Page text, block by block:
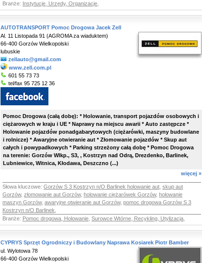
Branże: Instytucje, Urzędy, Organizacje
AUTOTRANSPORT Pomoc Drogowa Jacek Zell
Al. 11 Listopada 91 (AGROMA za wiaduktem)
66-400 Gorzów Wielkopolski
lubuskie
zellauto@gmail.com
www.zell.com.pl
601 55 73 73
tel/fax 95 725 12 36
Pomoc Drogowa (całą dobę): * Holowanie, transport pojazdów osobowych i
ciężarowych w kraju i UE * Naprawy na miejscu awarii * Auto zastępcze *
Holowanie pojazdów ponadgabarytowych (ciężarówki, maszyny budowlane
i rolnicze) * Awaryjne otwieranie aut * Złomowanie pojazdów * Skup aut
całych i powypadkowych * Parking strzeżony całą dobę * Pomoc Drogowa
na terenie: Gorzów Wlkp., S3, , Kostrzyn nad Odrą, Drezdenko, Barlinek,
Lubniewice, Witnica, Kłodawa, Deszczno (...)
więcej »
Słowa kluczowe: Gorzów S 3 Kostrzyn n/O Barlinek holowanie aut skup aut
Gorzów, złomowanie aut Gorzów, holowanie ciężarówek Gorzów, holowanie
maszyn Gorzów, awaryjne otwieranie aut Gorzów, pomoc drogowa Gorzów S 3
Kostrzyn n/O Barlinek
Branże: Pomoc drogowa, Holowanie Surowce Wtórne, Recykling, Utylizacja
CYPRYS Sprzęt Ogrodniczy i Budowlany Naprawa Kosiarek Piotr Bamber
ul. Wylotowa 78
66-400 Gorzów Wielkopolski